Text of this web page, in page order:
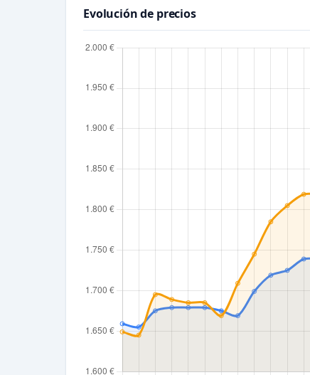
Evolución de precios